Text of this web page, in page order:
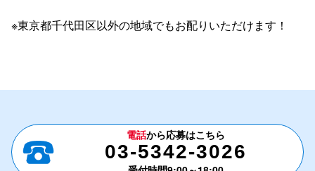
※東京都千代田区以外の地域でもお配りいただけます！
電話から応募はこちら
03-5342-3026